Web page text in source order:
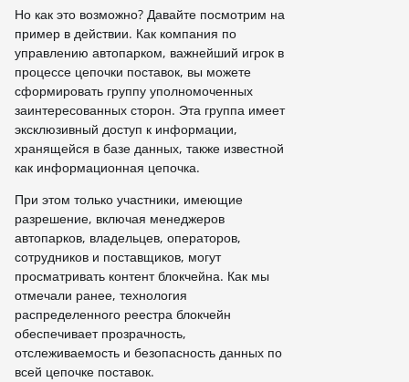
Но как это возможно? Давайте посмотрим на
пример в действии. Как компания по
управлению автопарком, важнейший игрок в
процессе цепочки поставок, вы можете
сформировать группу уполномоченных
заинтересованных сторон. Эта группа имеет
эксклюзивный доступ к информации,
хранящейся в базе данных, также известной
как информационная цепочка.
При этом только участники, имеющие
разрешение, включая менеджеров
автопарков, владельцев, операторов,
сотрудников и поставщиков, могут
просматривать контент блокчейна. Как мы
отмечали ранее, технология
распределенного реестра блокчейн
обеспечивает прозрачность,
отслеживаемость и безопасность данных по
всей цепочке поставок.